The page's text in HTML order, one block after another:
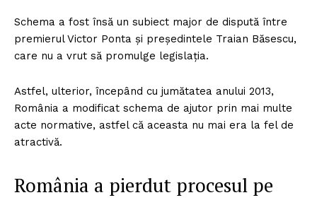
Schema a fost însă un subiect major de dispută între
premierul Victor Ponta și președintele Traian Băsescu,
care nu a vrut să promulge legislația.
Astfel, ulterior, începând cu jumătatea anului 2013,
România a modificat schema de ajutor prin mai multe
acte normative, astfel că aceasta nu mai era la fel de
atractivă.
România a pierdut procesul pe